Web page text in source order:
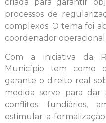
criada para garantir
processos de
complexos. O tema foi
coordenador
Com a iniciativa da
Município tem como
garante o direito real
medida serve para dar
conflitos fundiários,
estimular a